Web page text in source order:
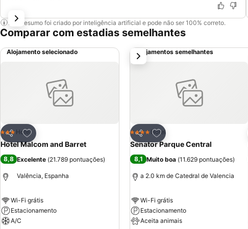
Este resumo foi criado por inteligência artificial e pode não ser 100% correto.
Comparar com estadias semelhantes
Alojamento selecionado
Partilhar
Adicionar aos favoritos
3 Estrelas
Hotel
Hotel Malcom and Barret
8,8 Excelente (21.789 pontuações)
Valência, Espanha
Wi-Fi grátis
Estacionamento
A/C
Alojamentos semelhantes
Partilhar
Adicionar aos favoritos
4 EstrelasHotel
Senator Parque Central
8,1 Muito boa (11.629 pontuações)
a 2.0 km de Catedral de Valencia
Wi-Fi grátis
Estacionamento
Aceita animais
próximo